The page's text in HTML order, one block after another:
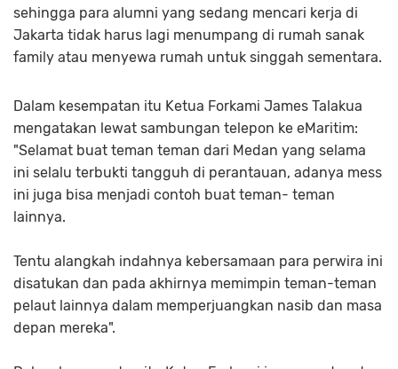
sehingga para alumni yang sedang mencari kerja di
Jakarta tidak harus lagi menumpang di rumah sanak
family atau menyewa rumah untuk singgah sementara.
Dalam kesempatan itu Ketua Forkami James Talakua
mengatakan lewat sambungan telepon ke eMaritim:
"Selamat buat teman teman dari Medan yang selama
ini selalu terbukti tangguh di perantauan, adanya mess
ini juga bisa menjadi contoh buat teman- teman
lainnya.
Tentu alangkah indahnya kebersamaan para perwira ini
disatukan dan pada akhirnya memimpin teman-teman
pelaut lainnya dalam memperjuangkan nasib dan masa
depan mereka".